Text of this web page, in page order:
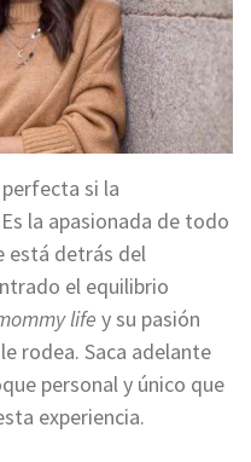
si la
la apasionada de todo
está detrás del
el equilibrio
life y su pasión
rodea. Saca adelante
personal y único que
experiencia.